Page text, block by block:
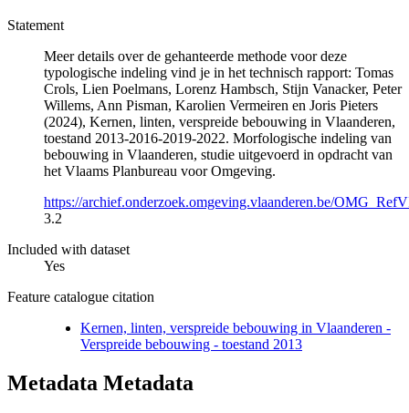
Statement
Meer details over de gehanteerde methode voor deze
typologische indeling vind je in het technisch rapport: Tomas
Crols, Lien Poelmans, Lorenz Hambsch, Stijn Vanacker, Peter
Willems, Ann Pisman, Karolien Vermeiren en Joris Pieters
(2024), Kernen, linten, verspreide bebouwing in Vlaanderen,
toestand 2013-2016-2019-2022. Morfologische indeling van
bebouwing in Vlaanderen, studie uitgevoerd in opdracht van
het Vlaams Planbureau voor Omgeving.
https://archief.onderzoek.omgeving.vlaanderen.be/
3.2
Included with dataset
Yes
Feature catalogue citation
Kernen, linten, verspreide bebouwing in Vlaanderen -
Verspreide bebouwing - toestand 2013
Metadata Metadata